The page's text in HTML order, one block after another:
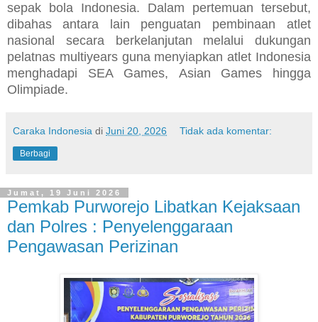
sepak bola Indonesia. Dalam pertemuan tersebut,
dibahas antara lain penguatan pembinaan atlet
nasional secara berkelanjutan melalui dukungan
pelatnas multiyears guna menyiapkan atlet Indonesia
menghadapi SEA Games, Asian Games hingga
Olimpiade.
Caraka Indonesia di Juni 20, 2026 Tidak ada komentar:
Berbagi
Jumat, 19 Juni 2026
Pemkab Purworejo Libatkan Kejaksaan
dan Polres : Penyelenggaraan
Pengawasan Perizinan